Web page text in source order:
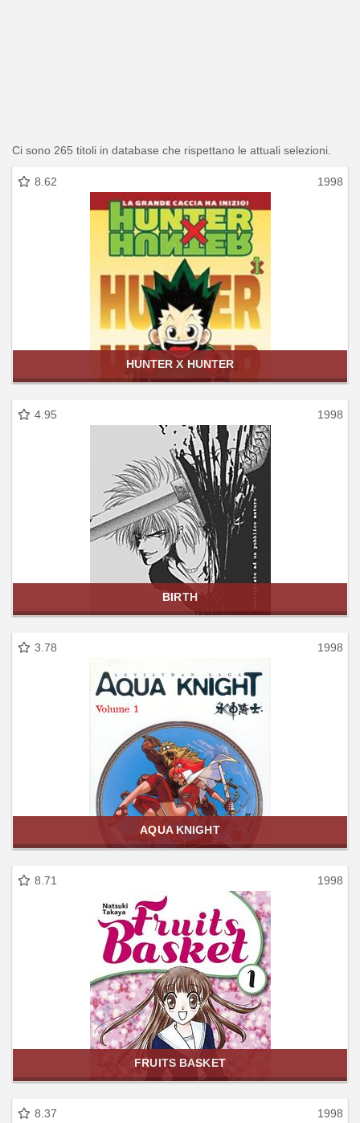
Ci sono 265 titoli in database che rispettano le attuali selezioni.
8.62 1998
HUNTER X HUNTER
4.95 1998
BIRTH
3.78 1998
AQUA KNIGHT
8.71 1998
FRUITS BASKET
8.37 1998